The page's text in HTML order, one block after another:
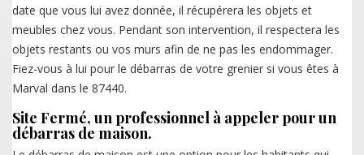
date que vous lui avez donnée, il récupérera les objets et
meubles chez vous. Pendant son intervention, il respectera les
objets restants ou vos murs afin de ne pas les endommager.
Fiez-vous à lui pour le débarras de votre grenier si vous êtes à
Marval dans le 87440.
Site Fermé, un professionnel à appeler pour un
débarras de maison.